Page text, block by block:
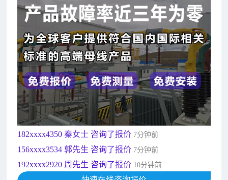
182xxxx4350 秦女士 咨询了报价 7分钟前
156xxxx3534 郭先生 咨询了报价7分钟前
192xxxx2920 周先生 咨询了报价10分钟前
189xxxx6562 王先生 咨询了报价1秒前
190xxxx3508 徐女士 咨询了报价5秒前
135xxxx6654 张先生 咨询了报价
181xxxx7531 苟先生 咨询了报价5分钟前
182xxxx4350 秦女士 咨询了报价 7分钟前
156xxxx3534 郭先生 咨询了报价 7分钟前
192xxxx2920 周先生 咨询了报价 10分钟前